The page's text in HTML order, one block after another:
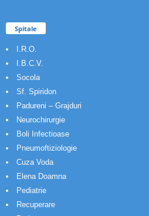
Spitale
I.R.O.
I.B.C.V.
Socola
Sf. Spiridon
Padureni – Grajduri
Neurochirurgie
Boli Infectioase
Pneumoftiziologie
Cuza Voda
Elena Doamna
Pediatrie
Recuperare